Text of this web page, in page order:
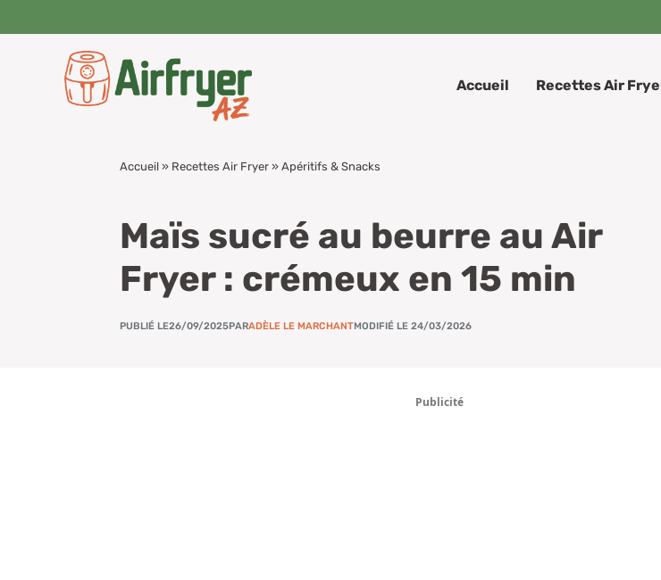
au
Accueil Recettes Air
Accueil » Recettes Air Fryer »Apéritifs & Snacks
Maïs sucré au beurre au Air
Fryer : crémeux en 15 min
PUBLIÉ LE26/09/2025PARADÈLE LE MARCHANTMODIFIÉ LE 24/03/2026
Publicité